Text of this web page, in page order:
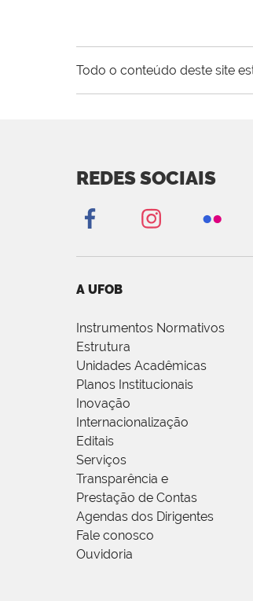
Todo o conteúdo deste site
REDES SOCIAIS
A UFOB
Instrumentos Normativos
Estrutura
Unidades Acadêmicas
Planos Institucionais
Inovação
Internacionalização
Editais
Serviços
Transparência e
Prestação de Contas
Agendas dos Dirigentes
Fale conosco
Ouvidoria